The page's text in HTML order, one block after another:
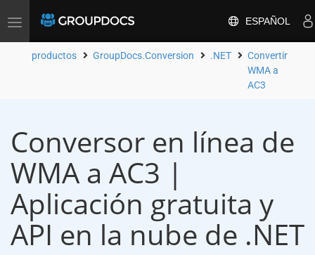
Toggle
ESPAÑOL
productos GroupDocs.Conversion .NET
Convertir
WMA a
AC3
Conversor en línea de
WMA a AC3 |
Aplicación gratuita y
API en la nube de .NET